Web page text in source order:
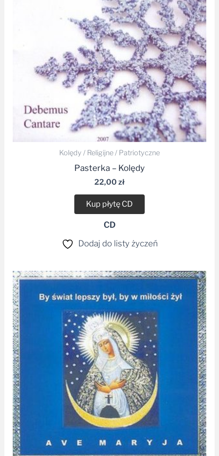
Kolędy / Religijne / Patriotyczne
Pasterka – Kolędy
22,00 zł
Kup płytę CD
CD
Dodaj do listy życzeń